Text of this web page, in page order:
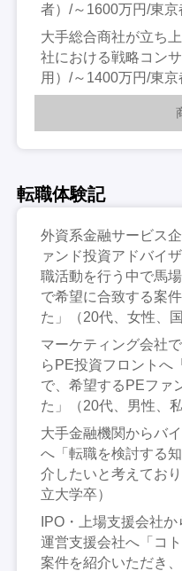
者）/～1600万円/東京
大手総合商社が立ち
社における戦略コン
用）/～1400万円/東京
転職体験記
外資系金融サービス
ァンド投資アドバイ
職活動を行う中で馬
で希望に合致する案
た」（20代、女性、
マーケティング会社
らPE投資フロントへ
で、希望するPEファ
た」（20代、男性、
大手金融機関からバ
へ「転職を検討する
介したいと考えてお
立大学卒）
IPO・上場支援会社
運営支援会社へ「コ
案件を紹介いただき